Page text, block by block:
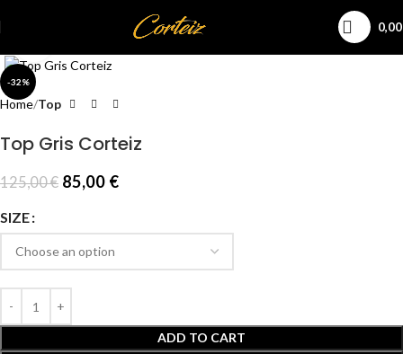
-32%
Click to enlarge
Home Top
Top Gris Corteiz
125,00€ 85,00 €
SIZE
ADD TO CART